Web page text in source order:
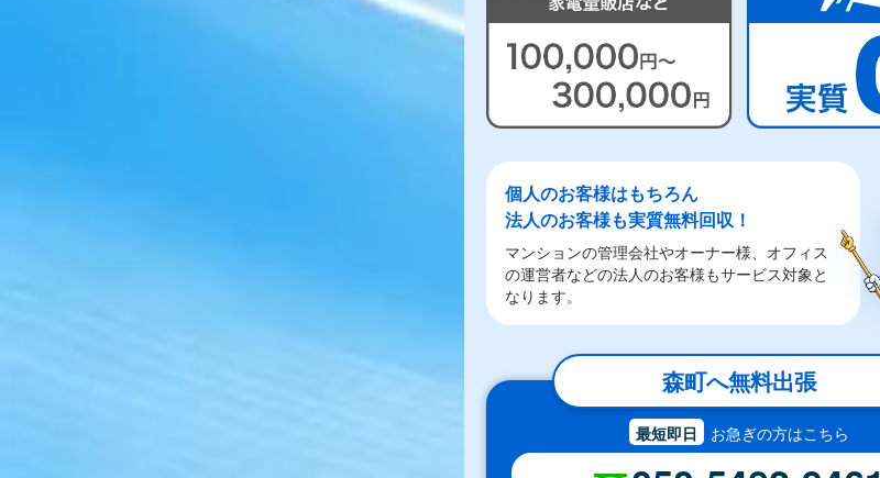
個人のお客様はもちろん
法人のお客様も実質無料回収！
マンションの管理会社やオーナー様、オフィス
の運営者などの法人のお客様もサービス対象と
なります。
森町へ無料出張
最短即日 お急ぎの方はこちら